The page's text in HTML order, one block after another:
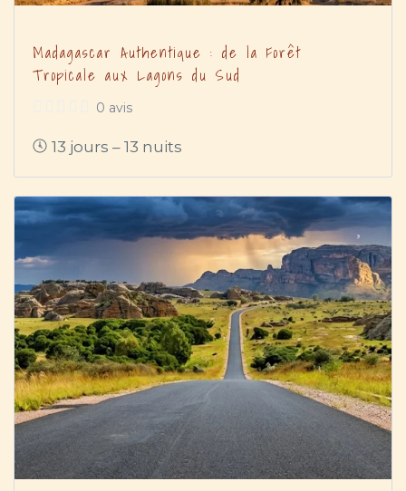
Madagascar Authentique : de la Forêt
Tropicale aux Lagons du Sud
0 avis
13 jours – 13 nuits